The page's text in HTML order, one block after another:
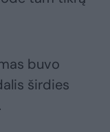
buvo
širdies